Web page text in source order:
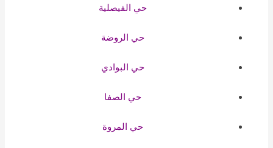
حي الفيصلية
حي الروضة
حي البوادي
حي الصفا
حي المروة